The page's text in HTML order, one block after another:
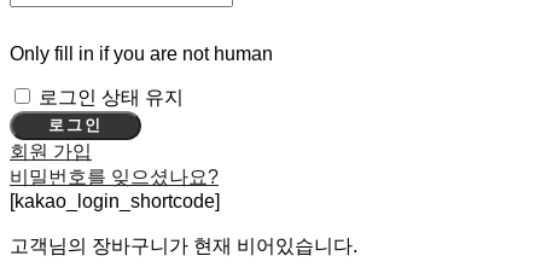
Only fill in if you are not human
로그인 상태 유지
회원 가입
비밀번호를 잊으셨나요?
[kakao_login_shortcode]
고객님의 장바구니가 현재 비어있습니다.